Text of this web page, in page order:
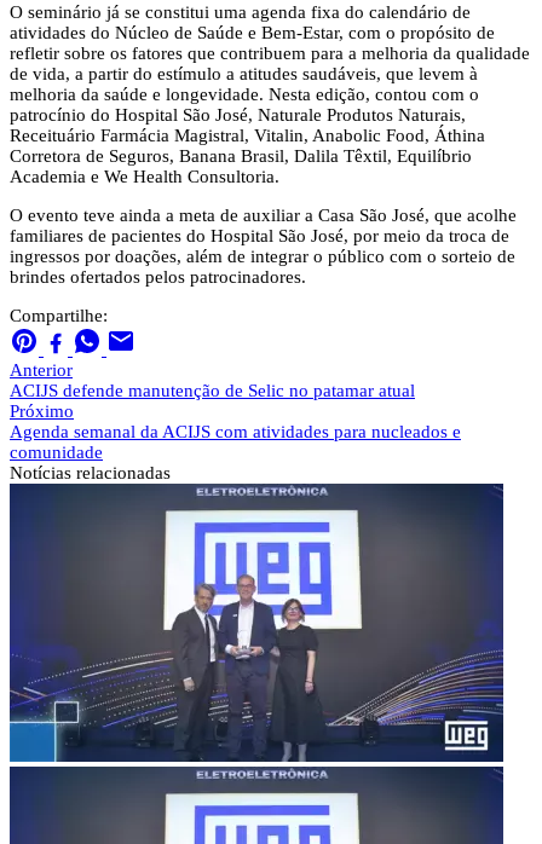
O seminário já se constitui uma agenda fixa do calendário de
atividades do Núcleo de Saúde e Bem-Estar, com o propósito de
refletir sobre os fatores que contribuem para a melhoria da qualidade
de vida, a partir do estímulo a atitudes saudáveis, que levem à
melhoria da saúde e longevidade. Nesta edição, contou com o
patrocínio do Hospital São José, Naturale Produtos Naturais,
Receituário Farmácia Magistral, Vitalin, Anabolic Food, Áthina
Corretora de Seguros, Banana Brasil, Dalila Têxtil, Equilíbrio
Academia e We Health Consultoria.
O evento teve ainda a meta de auxiliar a Casa São José, que acolhe
familiares de pacientes do Hospital São José, por meio da troca de
ingressos por doações, além de integrar o público com o sorteio de
brindes ofertados pelos patrocinadores.
Compartilhe:
Anterior
ACIJS defende manutenção de Selic no patamar atual
Próximo
Agenda semanal da ACIJS com atividades para nucleados e
comunidade
Notícias relacionadas